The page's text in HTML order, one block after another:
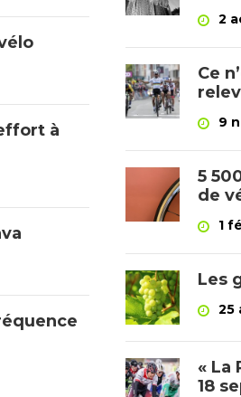
à
2
Ce
9
5
de
1
Les
25
« La
18